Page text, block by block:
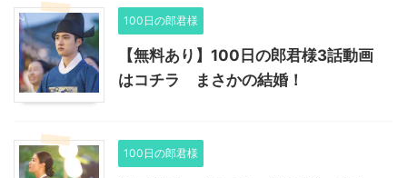
100日の郎君様
【無料あり】100日の郎君様3話動画
はコチラ まさかの結婚！
100日の郎君様